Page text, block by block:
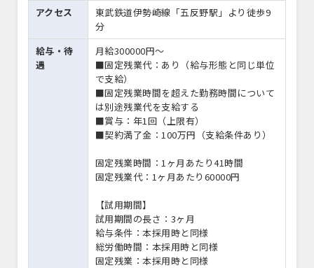
アクセス
東武鉄道伊勢崎線「五反野駅」より徒歩9
分
給与・待
遇
月給300000円〜
■固定残業代：あり（給与形態と同じ単位
で支給）
■固定残業時間を超えた勤務時間について
は別途残業代を支給する
■賞与：年1回（上限有）
■契約満了金：100万円（支給条件あり）
固定残業時間：1ヶ月あたり41時間
固定残業代：1ヶ月あたり60000円
【試用期間】
試用期間の長さ：3ヶ月
給与条件：本採用時と同様
総労働時間：本採用時と同様
固定残業：本採用時と同様